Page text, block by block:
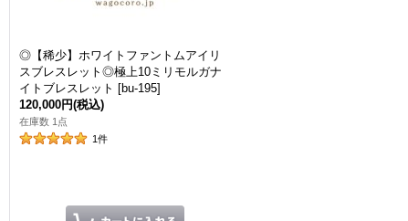
◎【稀少】ホワイトファントムアイリ
スブレスレット◎極上10ミリモルガナ
イトブレスレット [bu-195]
120,000円(税込)
在庫数 1点
1件